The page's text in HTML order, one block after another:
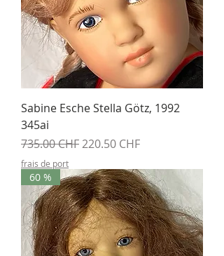
Sabine Esche Stella Götz, 1992
345ai
Prix original
735.00 CHF Prix promotionnel
220.50 CHF
frais de port
60 %